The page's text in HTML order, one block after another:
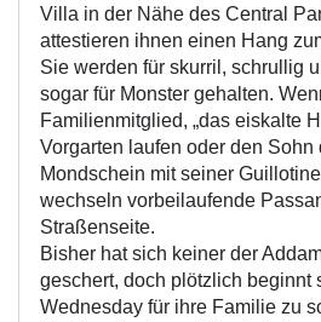
Villa in der Nähe des Central
attestieren ihnen einen Hang
Sie werden für skurril, schrullig
sogar für Monster gehalten.
Familienmitglied, „das eiskalte
Vorgarten laufen oder den Sohn
Mondschein mit seiner
wechseln vorbeilaufende
Straßenseite.
Bisher hat sich keiner der
geschert, doch plötzlich beginnt
Wednesday für ihre Familie zu